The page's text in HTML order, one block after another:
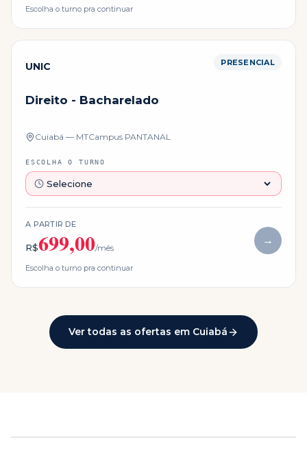
Escolha o turno pra continuar
UNIC PRESENCIAL
Direito - Bacharelado
Cuiabá — MTCampus PANTANAL
ESCOLHA O TURNO
A PARTIR DE
R$699,00/mês
→
Escolha o turno pra continuar
Ver todas as ofertas em Cuiabá